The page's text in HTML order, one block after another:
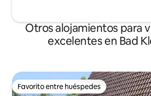
Otros alojamientos para
excelentes en Bad
Favorito entre huéspedes
Favorito entre huéspedes